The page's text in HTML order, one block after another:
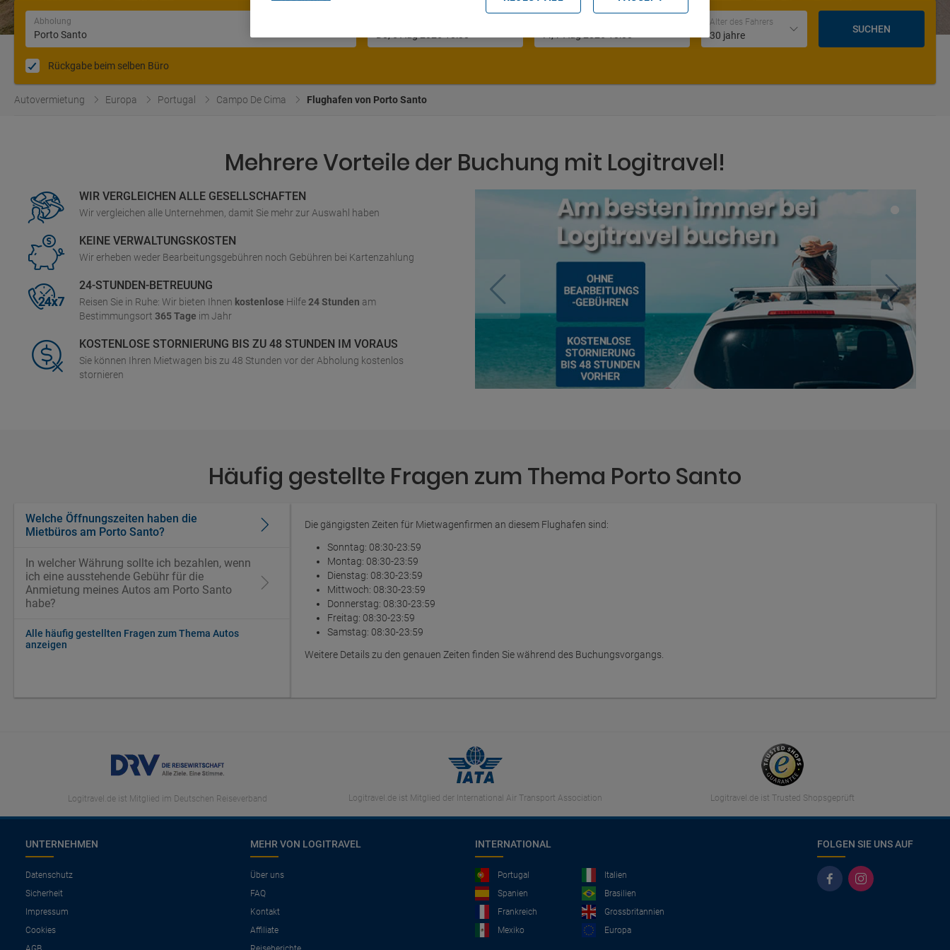
Abholung Alter des Fahrers
30 jahre
SUCHEN
Rückgabe beim selben Büro
Autovermietung Europa Portugal Campo De Cima Flughafen von Porto Santo
Mehrere Vorteile der Buchung mit Logitravel!
WIR VERGLEICHEN ALLE GESELLSCHAFTEN
Wir vergleichen alle Unternehmen, damit Sie mehr zur Auswahl haben
KEINE VERWALTUNGSKOSTEN
Wir erheben weder Bearbeitungsgebühren noch Gebühren bei Kartenzahlung
24-STUNDEN-BETREUUNG
Reisen Sie in Ruhe: Wir bieten Ihnen kostenlose Hilfe24 Stunden am
Bestimmungsort 365 Tage im Jahr
KOSTENLOSE STORNIERUNG BIS ZU 48 STUNDEN IM VORAUS
Sie können Ihren Mietwagen bis zu 48 Stunden vor der Abholung kostenlos
stornieren
Häufig gestellte Fragen zum Thema Porto Santo
Welche Öffnungszeiten haben die
Mietbüros am Porto Santo?
In welcher Währung sollte ich bezahlen, wenn
ich eine ausstehende Gebühr für die
Anmietung meines Autos am Porto Santo
habe?
Alle häufig gestellten Fragen zum Thema Autos
anzeigen
Die gängigsten Zeiten für Mietwagenfirmen an diesem Flughafen sind:
Sonntag: 08:30-23:59
Montag: 08:30-23:59
Dienstag: 08:30-23:59
Mittwoch: 08:30-23:59
Donnerstag: 08:30-23:59
Freitag: 08:30-23:59
Samstag: 08:30-23:59
Weitere Details zu den genauen Zeiten finden Sie während des Buchungsvorgangs.
Logitravel.de ist Mitglied im Deutschen Reiseverband Logitravel.de ist Mitglied der International Air Transport Association Logitravel.de ist Trusted Shopsgeprüft
UNTERNEHMEN
Datenschutz
Sicherheit
Impressum
Cookies
MEHR VON LOGITRAVEL
Über uns
FAQ
Kontakt
Affiliate
INTERNATIONAL
Portugal
Italien
Spanien
Brasilien
Frankreich
Grossbritannien
Mexiko
Europa
FOLGEN SIE UNS AUF